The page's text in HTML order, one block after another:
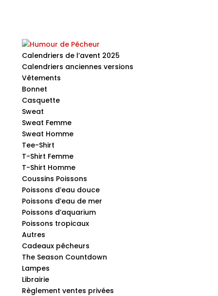
Calendriers de l’avent 2025
Calendriers anciennes versions
Vêtements
Bonnet
Casquette
Sweat
Sweat Femme
Sweat Homme
Tee-Shirt
T-Shirt Femme
T-Shirt Homme
Coussins Poissons
Poissons d’eau douce
Poissons d’eau de mer
Poissons d’aquarium
Poissons tropicaux
Autres
Cadeaux pêcheurs
The Season Countdown
Lampes
Librairie
Règlement ventes privées